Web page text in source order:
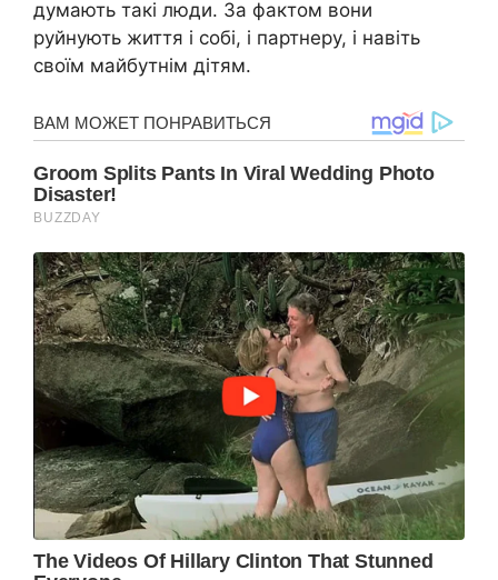
думають такі люди. За фактом вони
руйнують життя і собі, і партнеру, і навіть
своїм майбутнім дітям.